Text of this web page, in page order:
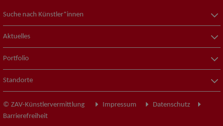
Suche nach Künstler*innen
Aktuelles
Portfolio
Standorte
© ZAV-Künstlervermittlung Impressum
Datenschutz
Barrierefreiheit